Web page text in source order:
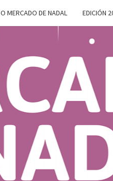
O MERCADO DE NADAL EDICIÓN
Do 28 De
Novembro
Ao 5 De
Xaneiro En
Compostela